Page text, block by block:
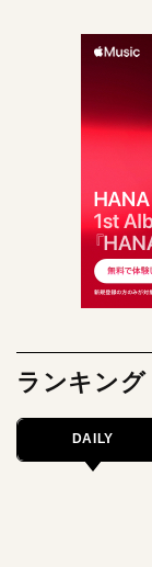
ランキング
DAILY